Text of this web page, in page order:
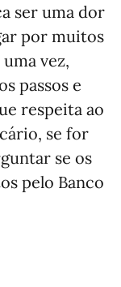
ser uma dor
por muitos
vez,
passos e
respeita ao
se for
se os
pelo Banco